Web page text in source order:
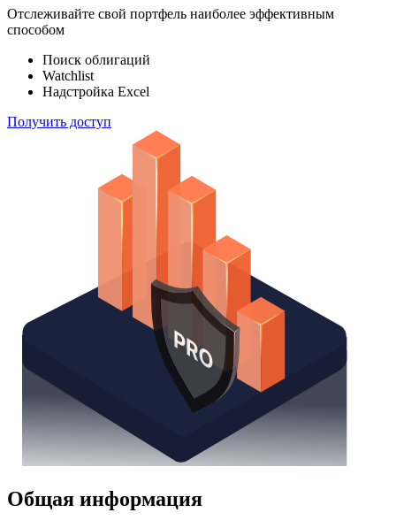
Отслеживайте свой портфель наиболее эффективным
способом
Поиск облигаций
Watchlist
Надстройка Excel
Получить доступ
Общая информация